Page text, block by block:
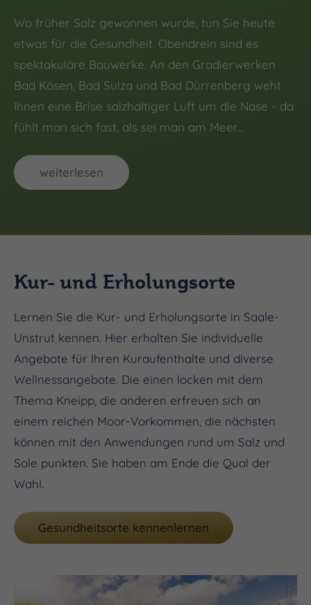
Wo früher Salz gewonnen wurde, tun Sie heute
etwas für die Gesundheit. Obendrein sind es
spektakuläre Bauwerke. An den Gradierwerken
Bad Kösen, Bad Sulza und Bad Dürrenberg weht
Ihnen eine Brise salzhaltiger Luft um die Nase - da
fühlt man sich fast, als sei man am Meer...
weiterlesen
Kur- und Erholungsorte
Lernen Sie die Kur- und Erholungsorte in Saale-
Unstrut kennen. Hier erhalten Sie individuelle
Angebote für Ihren Kuraufenthalte und diverse
Wellnessangebote. Die einen locken mit dem
Thema Kneipp, die anderen erfreuen sich an
einem reichen Moor-Vorkommen, die nächsten
können mit den Anwendungen rund um Salz und
Sole punkten. Sie haben am Ende die Qual der
Wahl.
Gesundheitsorte kennenlernen